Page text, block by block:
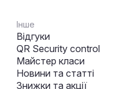
Інше
Відгуки
QR Security control
Майстер класи
Новини та статті
Знижки та акції